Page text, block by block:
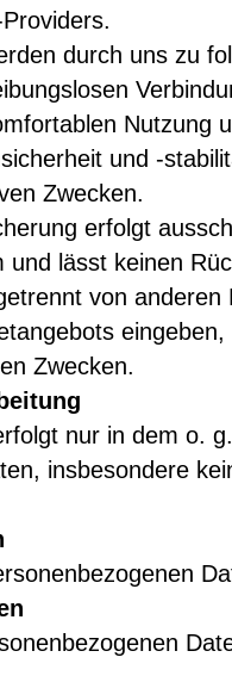
durch uns zu
Nutzung
und -
Zwecken.
erfolgt
und lässt keinen
von
Zwecken.
nur in dem o.
insbesondere